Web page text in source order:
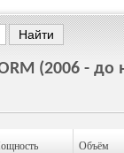
(2006 - до
Объём